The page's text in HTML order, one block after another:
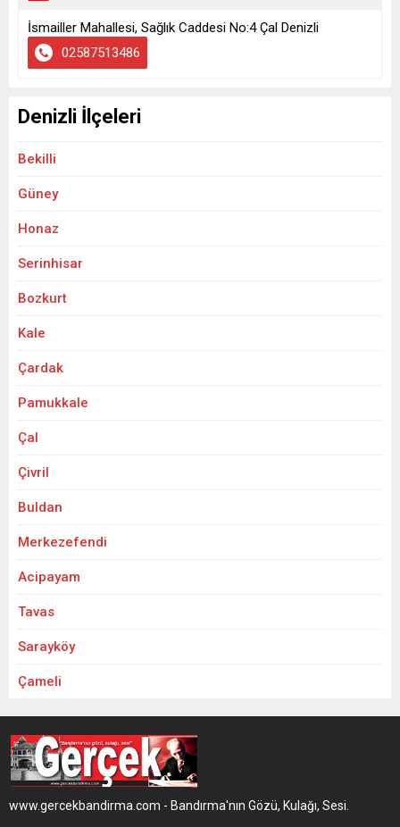
İsmailler Mahallesi, Sağlık Caddesi No:4 Çal Denizli
02587513486
Denizli İlçeleri
Bekilli
Güney
Honaz
Serinhisar
Bozkurt
Kale
Çardak
Pamukkale
Çal
Çivril
Buldan
Merkezefendi
Acipayam
Tavas
Sarayköy
Çameli
www.gercekbandirma.com - Bandırma'nın Gözü, Kulağı, Sesi.